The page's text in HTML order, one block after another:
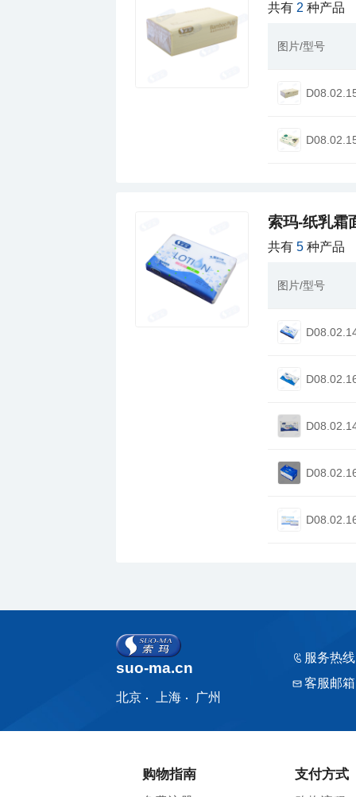
共有 2 种产品
图片/型号
索玛-纸乳霜
共有5 种产品
图片/型号
suo-ma.cn
北京 上海 广州
服务热
客服邮
购物指南 支付方式